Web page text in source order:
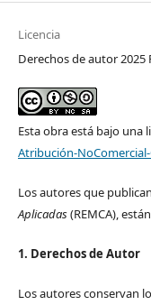
Licencia
Derechos de autor 2025
Esta obra está bajo una
Atribución-
Los autores que
Aplicadas(REMCA),
1. Derechos de Autor
Los autores conservan